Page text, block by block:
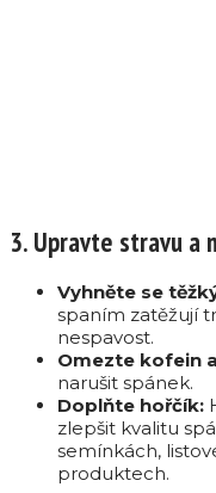
3. Upravte stravu a
Vyhněte se
spaním zatěžují
nespavost.
Omezte kofein
narušit spánek.
Doplňte hořčík:
zlepšit kvalitu
semínkách,
produktech.